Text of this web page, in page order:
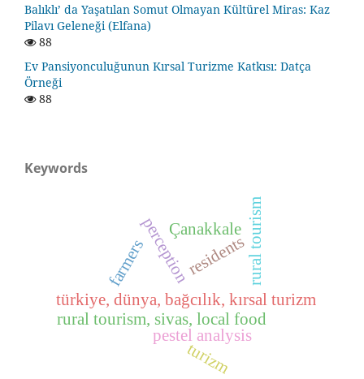
Balıklı’ da Yaşatılan Somut Olmayan Kültürel Miras: Kaz
Pilavı Geleneği (Elfana)
88
Ev Pansiyonculuğunun Kırsal Turizme Katkısı: Datça
Örneği
88
Keywords
rural tourism
türkiye, dünya, bağcılık, kırsal turizm
perceptionresidents
rural tourism, sivas, local food
pestel analysis
farmers
turizm
Çanakkale